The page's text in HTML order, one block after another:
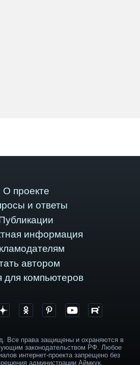
О проекте
и ответы
информация
автором
для компьютеров
Все права защищены и охраняются в
законодательством РФ. Любое
интернет-проекта запрещено без
администрации Аймкук.